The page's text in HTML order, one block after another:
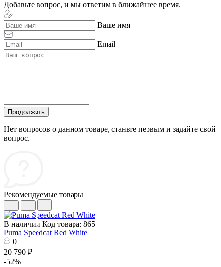
Добавьте вопрос, и мы ответим в ближайшее время.
Ваше имя
Email
Продолжить
Нет вопросов о данном товаре, станьте первым и задайте свой
вопрос.
Рекомендуемые товары
В наличии Код товара: 865
Puma Speedcat Red White
0
20 790 ₽
-52%